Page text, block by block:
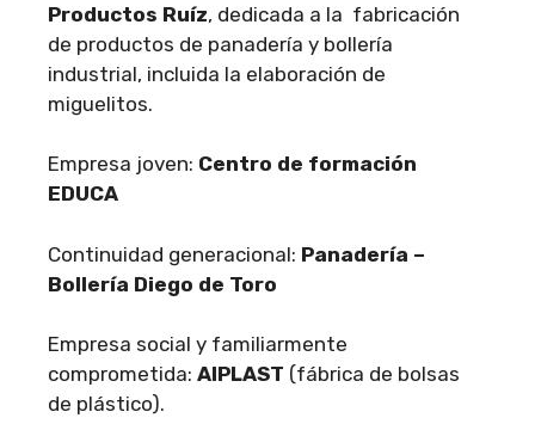
Productos Ruíz, dedicada a la fabricación
de productos de panadería y bollería
industrial, incluida la elaboración de
miguelitos.
Empresa joven: Centro de formación
EDUCA
Continuidad generacional: Panadería –
Bollería Diego de Toro
Empresa social y familiarmente
comprometida: AIPLAST (fábrica de bolsas
de plástico).